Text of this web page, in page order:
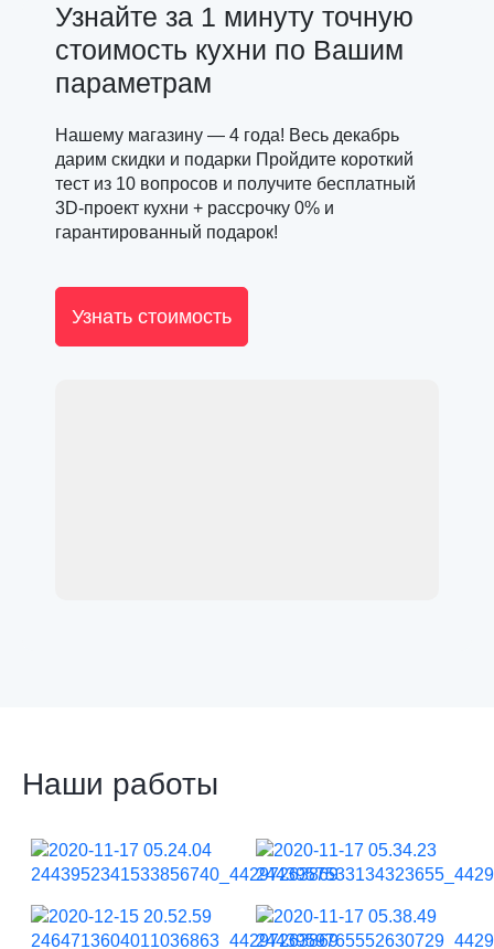
Узнайте за 1 минуту точную
стоимость кухни по Вашим
параметрам
Нашему магазину — 4 года! Весь декабрь
дарим скидки и подарки Пройдите короткий
тест из 10 вопросов и получите бесплатный
3D-проект кухни + рассрочку 0% и
гарантированный подарок!
Узнать стоимость
Наши работы